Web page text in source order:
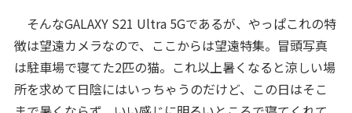
そんなGALAXY S21 Ultra 5Gであるが、やっぱこれの特
徴は望遠カメラなので、ここからは望遠特集。冒頭写真
は駐車場で寝てた2匹の猫。これ以上暑くなると涼しい場
所を求めて日陰にはいっちゃうのだけど、この日はそこ